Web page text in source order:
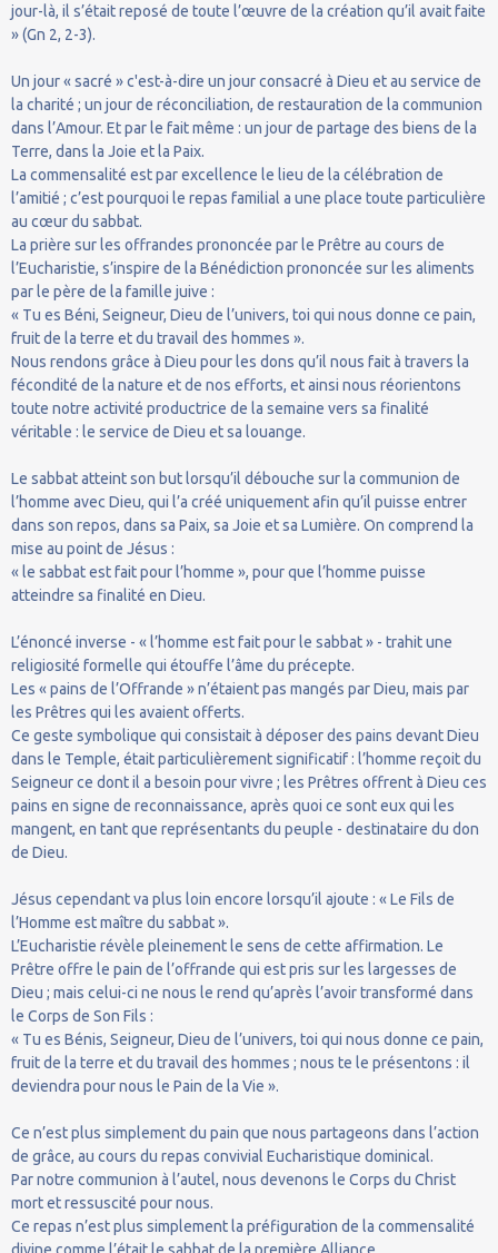
jour-là, il s’était reposé de toute l’œuvre de la création qu’il avait faite
» (Gn 2, 2-3).
Un jour « sacré » c'est-à-dire un jour consacré à Dieu et au service de
la charité ; un jour de réconciliation, de restauration de la communion
dans l’Amour. Et par le fait même : un jour de partage des biens de la
Terre, dans la Joie et la Paix.
La commensalité est par excellence le lieu de la célébration de
l’amitié ; c’est pourquoi le repas familial a une place toute particulière
au cœur du sabbat.
La prière sur les offrandes prononcée par le Prêtre au cours de
l’Eucharistie, s’inspire de la Bénédiction prononcée sur les aliments
par le père de la famille juive :
« Tu es Béni, Seigneur, Dieu de l’univers, toi qui nous donne ce pain,
fruit de la terre et du travail des hommes ».
Nous rendons grâce à Dieu pour les dons qu’il nous fait à travers la
fécondité de la nature et de nos efforts, et ainsi nous réorientons
toute notre activité productrice de la semaine vers sa finalité
véritable : le service de Dieu et sa louange.
Le sabbat atteint son but lorsqu’il débouche sur la communion de
l’homme avec Dieu, qui l’a créé uniquement afin qu’il puisse entrer
dans son repos, dans sa Paix, sa Joie et sa Lumière. On comprend la
mise au point de Jésus :
« le sabbat est fait pour l’homme », pour que l’homme puisse
atteindre sa finalité en Dieu.
L’énoncé inverse - « l’homme est fait pour le sabbat » - trahit une
religiosité formelle qui étouffe l’âme du précepte.
Les « pains de l’Offrande » n’étaient pas mangés par Dieu, mais par
les Prêtres qui les avaient offerts.
Ce geste symbolique qui consistait à déposer des pains devant Dieu
dans le Temple, était particulièrement significatif : l’homme reçoit du
Seigneur ce dont il a besoin pour vivre ; les Prêtres offrent à Dieu ces
pains en signe de reconnaissance, après quoi ce sont eux qui les
mangent, en tant que représentants du peuple - destinataire du don
de Dieu.
Jésus cependant va plus loin encore lorsqu’il ajoute : « Le Fils de
l’Homme est maître du sabbat ».
L’Eucharistie révèle pleinement le sens de cette affirmation. Le
Prêtre offre le pain de l’offrande qui est pris sur les largesses de
Dieu ; mais celui-ci ne nous le rend qu’après l’avoir transformé dans
le Corps de Son Fils :
« Tu es Bénis, Seigneur, Dieu de l’univers, toi qui nous donne ce pain,
fruit de la terre et du travail des hommes ; nous te le présentons : il
deviendra pour nous le Pain de la Vie ».
Ce n’est plus simplement du pain que nous partageons dans l’action
de grâce, au cours du repas convivial Eucharistique dominical.
Par notre communion à l’autel, nous devenons le Corps du Christ
mort et ressuscité pour nous.
Ce repas n’est plus simplement la préfiguration de la commensalité